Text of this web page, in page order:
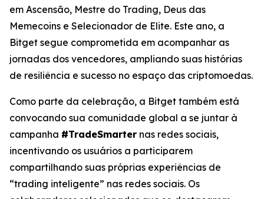
em Ascensão, Mestre do Trading, Deus das
Memecoins e Selecionador de Elite. Este ano, a
Bitget segue comprometida em acompanhar as
jornadas dos vencedores, ampliando suas histórias
de resiliência e sucesso no espaço das criptomoedas.
Como parte da celebração, a Bitget também está
convocando sua comunidade global a se juntar à
campanha #TradeSmarter nas redes sociais,
incentivando os usuários a participarem
compartilhando suas próprias experiências de
“trading inteligente” nas redes sociais. Os